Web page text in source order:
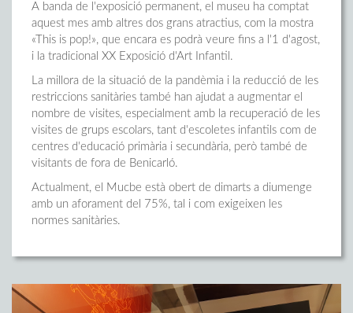
A banda de l'exposició permanent, el museu ha comptat
aquest mes amb altres dos grans atractius, com la mostra
«This is pop!», que encara es podrà veure fins a l'1 d'agost,
i la tradicional XX Exposició d'Art Infantil.
La millora de la situació de la pandèmia i la reducció de les
restriccions sanitàries també han ajudat a augmentar el
nombre de visites, especialment amb la recuperació de les
visites de grups escolars, tant d'escoletes infantils com de
centres d'educació primària i secundària, però també de
visitants de fora de Benicarló.
Actualment, el Mucbe està obert de dimarts a diumenge
amb un aforament del 75%, tal i com exigeixen les
normes sanitàries.